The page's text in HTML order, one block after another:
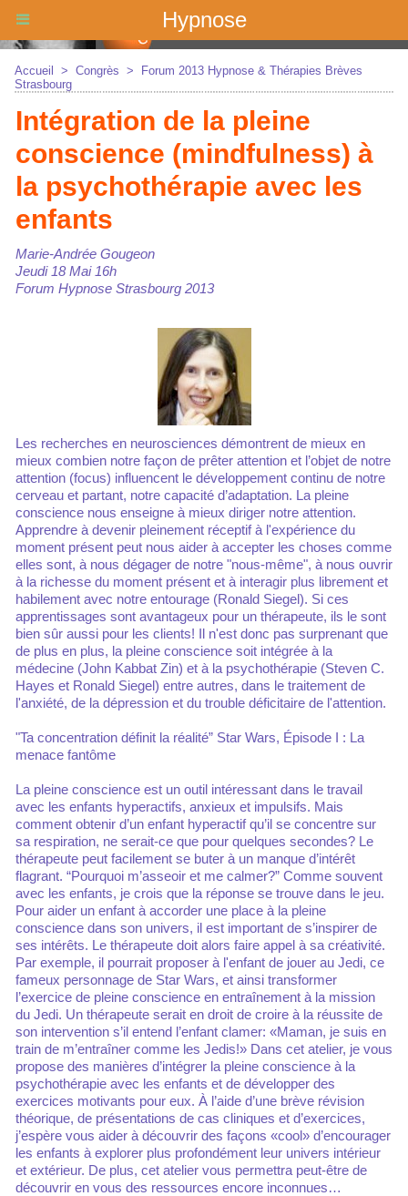
Hypnose
Accueil > Congrès >
Forum 2013 Hypnose & Thérapies Brèves
Strasbourg
Intégration de la pleine
conscience (mindfulness) à
la psychothérapie avec les
enfants
Marie-Andrée Gougeon
Jeudi 18 Mai 16h
Forum Hypnose Strasbourg 2013
Les recherches en neurosciences démontrent de mieux en
mieux combien notre façon de prêter attention et l’objet de notre
attention (focus) influencent le développement continu de notre
cerveau et partant, notre capacité d’adaptation. La pleine
conscience nous enseigne à mieux diriger notre attention.
Apprendre à devenir pleinement réceptif à l'expérience du
moment présent peut nous aider à accepter les choses comme
elles sont, à nous dégager de notre "nous-même", à nous ouvrir
à la richesse du moment présent et à interagir plus librement et
habilement avec notre entourage (Ronald Siegel). Si ces
apprentissages sont avantageux pour un thérapeute, ils le sont
bien sûr aussi pour les clients! Il n'est donc pas surprenant que
de plus en plus, la pleine conscience soit intégrée à la
médecine (John Kabbat Zin) et à la psychothérapie (Steven C.
Hayes et Ronald Siegel) entre autres, dans le traitement de
l'anxiété, de la dépression et du trouble déficitaire de l'attention.
"Ta concentration définit la réalité” Star Wars, Épisode I : La
menace fantôme
La pleine conscience est un outil intéressant dans le travail
avec les enfants hyperactifs, anxieux et impulsifs. Mais
comment obtenir d’un enfant hyperactif qu’il se concentre sur
sa respiration, ne serait-ce que pour quelques secondes? Le
thérapeute peut facilement se buter à un manque d’intérêt
flagrant. “Pourquoi m’asseoir et me calmer?” Comme souvent
avec les enfants, je crois que la réponse se trouve dans le jeu.
Pour aider un enfant à accorder une place à la pleine
conscience dans son univers, il est important de s’inspirer de
ses intérêts. Le thérapeute doit alors faire appel à sa créativité.
Par exemple, il pourrait proposer à l'enfant de jouer au Jedi, ce
fameux personnage de Star Wars, et ainsi transformer
l’exercice de pleine conscience en entraînement à la mission
du Jedi. Un thérapeute serait en droit de croire à la réussite de
son intervention s’il entend l’enfant clamer: «Maman, je suis en
train de m’entraîner comme les Jedis!» Dans cet atelier, je vous
propose des manières d’intégrer la pleine conscience à la
psychothérapie avec les enfants et de développer des
exercices motivants pour eux. À l’aide d’une brève révision
théorique, de présentations de cas cliniques et d’exercices,
j’espère vous aider à découvrir des façons «cool» d’encourager
les enfants à explorer plus profondément leur univers intérieur
et extérieur. De plus, cet atelier vous permettra peut-être de
découvrir en vous des ressources encore inconnues…